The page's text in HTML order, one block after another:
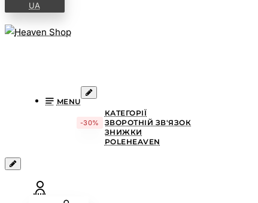
UA
MENU
КАТЕГОРІЇ
ЗВОРОТНІЙ ЗВ'ЯЗОК
ЗНИЖКИ
-30%
POLEHEAVEN